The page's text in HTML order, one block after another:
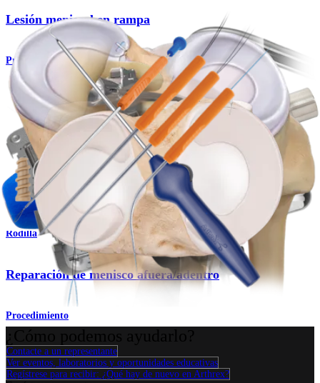
Lesión meniscal en rampa
Producto
Rodilla
Reparación de lesión meniscal en rampa
Procedimiento
Rodilla
Reparación de menisco afuera/adentro
Procedimiento
Contacte a un representante
Ver eventos, laboratorios y oportunidades educativas
Regístrese para recibir: ¿Qué hay de nuevo en Arthrex?